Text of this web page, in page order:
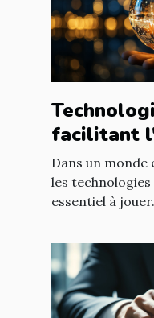
facilitant
Dans un
les
essentiel à